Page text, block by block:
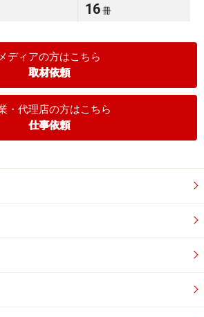
16 冊
ディアの方はこちら
取材依頼
・代理店の方はこちら
仕事依頼